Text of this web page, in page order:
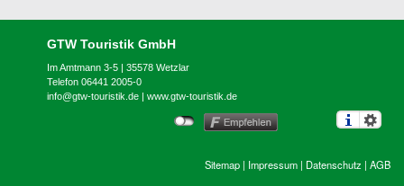
GTW Touristik GmbH
Im Amtmann 3-5 | 35578 Wetzlar
Telefon 06441 2005-0
info@gtw-touristik.de |www.gtw-touristik.de
Sitemap | Impressum | Datenschutz | AGB